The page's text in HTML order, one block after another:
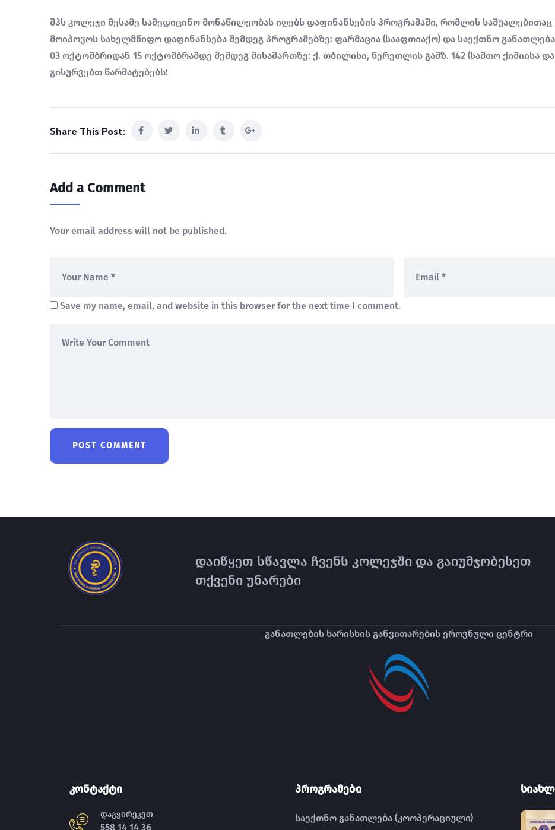
შპს კოლეჯი მესამე სამედიცინო მონაწილეობას იღებს დაფინანსების პროგრამაში, რომლის
მოიპოვოს სახელმწიფო დაფინანსება შემდეგ პროგრამებზე: ფარმაცია (სააფთიაქო) და საექთნო
03 ოქტომბრიდან 15 ოქტომბრამდე შემდეგ მისამართზე: ქ. თბილისი, წერეთლის გამზ. 142 (სამთო ქიმიისა
გისურვებთ წარმატებებს!
Share This Post:
Add a Comment
Your email address will not be published.
Save my name, email, and website in this browser for the next time I comment.
დაიწყეთ სწავლა ჩვენს კოლეჯში და გაიუმჯობესეთ
თქვენი უნარები
განათლების ხარისხის განვითარების ეროვნული ცენტრი
კონტაქტი
დაგვირეკეთ
558 14 14 36
პროგრამები
საექთნო განათლება (კოოპერაციული)